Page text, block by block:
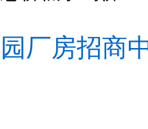
厂房招商